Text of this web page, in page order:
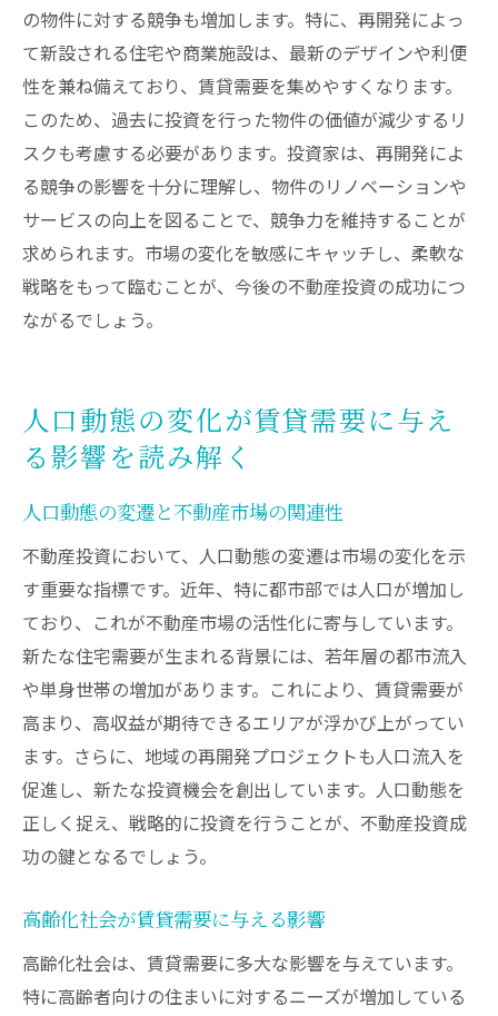
の物件に対する競争も増加します。特に、再開発によっ
て新設される住宅や商業施設は、最新のデザインや利便
性を兼ね備えており、賃貸需要を集めやすくなります。
このため、過去に投資を行った物件の価値が減少するリ
スクも考慮する必要があります。投資家は、再開発によ
る競争の影響を十分に理解し、物件のリノベーションや
サービスの向上を図ることで、競争力を維持することが
求められます。市場の変化を敏感にキャッチし、柔軟な
戦略をもって臨むことが、今後の不動産投資の成功につ
ながるでしょう。
人口動態の変化が賃貸需要に与え
る影響を読み解く
人口動態の変遷と不動産市場の関連性
不動産投資において、人口動態の変遷は市場の変化を示
す重要な指標です。近年、特に都市部では人口が増加し
ており、これが不動産市場の活性化に寄与しています。
新たな住宅需要が生まれる背景には、若年層の都市流入
や単身世帯の増加があります。これにより、賃貸需要が
高まり、高収益が期待できるエリアが浮かび上がってい
ます。さらに、地域の再開発プロジェクトも人口流入を
促進し、新たな投資機会を創出しています。人口動態を
正しく捉え、戦略的に投資を行うことが、不動産投資成
功の鍵となるでしょう。
高齢化社会が賃貸需要に与える影響
高齢化社会は、賃貸需要に多大な影響を与えています。
特に高齢者向けの住まいに対するニーズが増加している